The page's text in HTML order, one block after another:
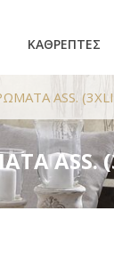
ΚΑΘΡΕΠΤΕΣ
ASS.
ASS.